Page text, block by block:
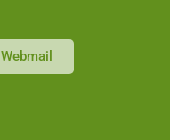
Webmail